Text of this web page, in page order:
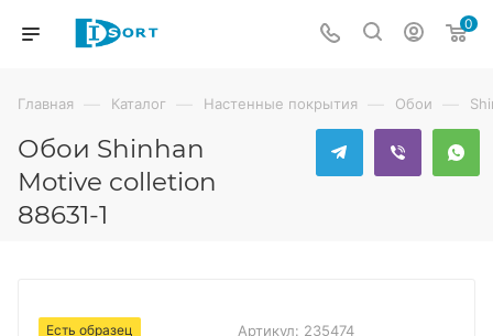
0
Главная — Каталог — Настенные покрытия — Обои —
Обои Shinhan
Motive colletion
88631-1
Есть образец Артикул: 235474